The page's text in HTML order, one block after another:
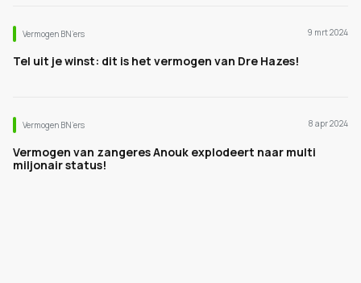
Vermogen BN’ers 9 mrt 2024
Tel uit je winst: dit is het vermogen van Dre Hazes!
Vermogen BN’ers 8 apr 2024
Vermogen van zangeres Anouk explodeert naar multi
miljonair status!